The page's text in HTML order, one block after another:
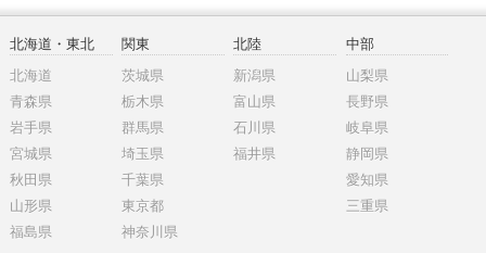
北海道・東北
北海道
青森県
岩手県
宮城県
秋田県
山形県
福島県
関東
茨城県
栃木県
群馬県
埼玉県
千葉県
東京都
神奈川県
北陸
新潟県
富山県
石川県
福井県
中部
山梨県
長野県
岐阜県
静岡県
愛知県
三重県